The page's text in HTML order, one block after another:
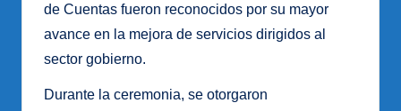
de Cuentas fueron reconocidos por su mayor
avance en la mejora de servicios dirigidos al
sector gobierno.
Durante la ceremonia, se otorgaron